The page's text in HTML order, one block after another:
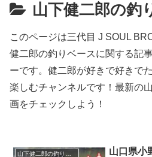
山下健二郎の釣
このページは三代目 J SOUL
健二郎の釣りベースに関する記
ーです。健二郎が好きで好きで
楽しむチャンネルです！最新の
画をチェックしよう！
山口県小